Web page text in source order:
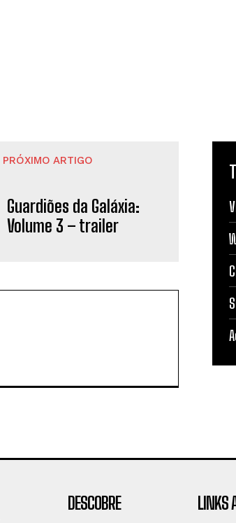
PRÓXIMO ARTIGO
Guardiões da Galáxia:
Volume 3 – trailer
DESCOBRE LINKS